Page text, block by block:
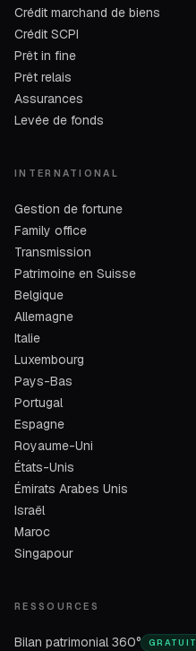
Crédit marchand de biens
Crédit SCPI
Prêt in fine
Prêt relais
Assurances
Levée de fonds
INTERNATIONAL
Gestion de fortune
Family office
Transmission
Patrimoine en Suisse
Belgique
Allemagne
Italie
Luxembourg
Pays-Bas
Portugal
Espagne
Royaume-Uni
États-Unis
Émirats Arabes Unis
Israël
Maroc
Singapour
RESSOURCES
Bilan patrimonial 360° GRATUIT